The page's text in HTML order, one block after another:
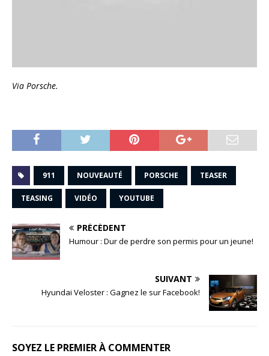
Via Porsche.
911 NOUVEAUTÉ PORSCHE TEASER
TEASING VIDÉO YOUTUBE
PRÉCÉDENT
Humour : Dur de perdre son permis pour un jeune!
SUIVANT
Hyundai Veloster : Gagnez le sur Facebook!
SOYEZ LE PREMIER À COMMENTER